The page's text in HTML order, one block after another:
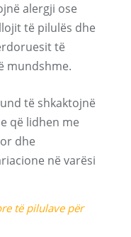
alergji ose
të pilulës dhe
të
mundshme.
të shkaktojnë
që lidhen me
dhe
në varësi
të pilulave për